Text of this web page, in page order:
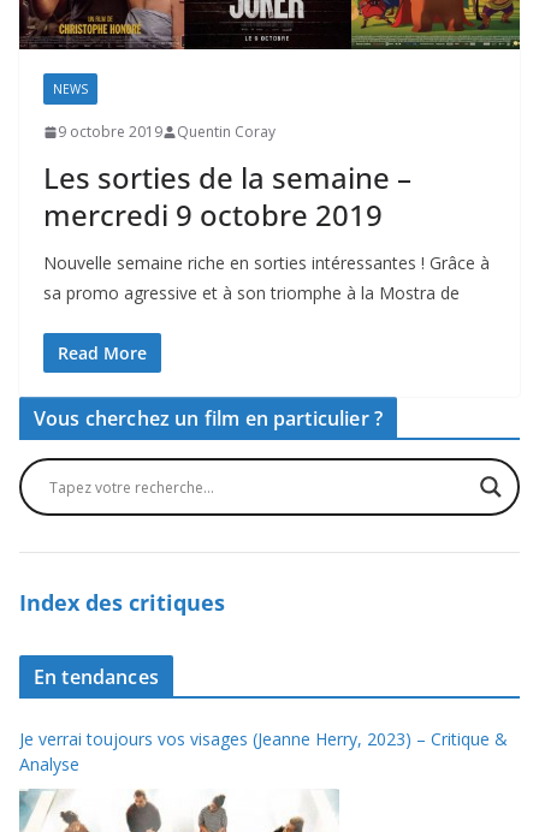
NEWS
9 octobre 2019 Quentin Coray
Les sorties de la semaine –
mercredi 9 octobre 2019
Nouvelle semaine riche en sorties intéressantes ! Grâce à
sa promo agressive et à son triomphe à la Mostra de
Read More
Vous cherchez un film en particulier ?
Index des critiques
En tendances
Je verrai toujours vos visages (Jeanne Herry, 2023) – Critique &
Analyse